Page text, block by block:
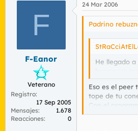
F
F-Eanor
Veterano
Registro
17 Sep 2005
Mensajes
1.678
Reacciones
0
24 Mar 2006
Padrino
He llegado
Eso es el
tope de tu
Con el
Ahora mismo